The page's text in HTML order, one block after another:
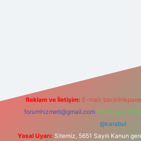
Reklam ve İletişim: E-mail:
forumhizmeti@gmail.com Whatsapp:
@karabul
Yasal Uyarı: Sitemiz, 5651 Sayılı Kanun